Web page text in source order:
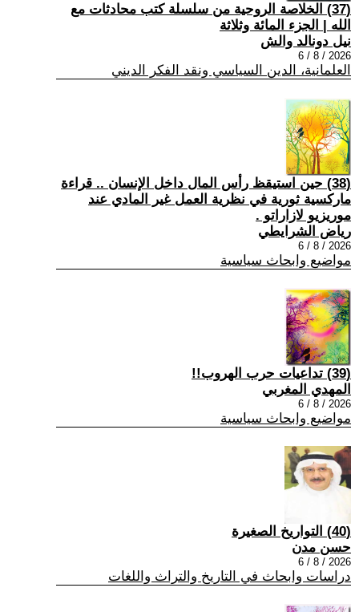
(37) الخلاصة الروحية من سلسلة كتب محادثات مع
الله | الجزء المائة وثلاثة
نيل دونالد والش
2026 / 8 / 6
العلمانية، الدين السياسي ونقد الفكر الديني
(38) حين استيقظ رأس المال داخل الإنسان .. قراءة
ماركسية ثورية في نظرية العمل غير المادي عند
موريزيو لازاراتو .
رياض الشرايطي
2026 / 8 / 6
مواضيع وابحاث سياسية
(39) تداعيات حرب الهروب!!
المهدي المغربي
2026 / 8 / 6
مواضيع وابحاث سياسية
(40) التواريخ الصغيرة
حسن مدن
2026 / 8 / 6
دراسات وابحاث في التاريخ والتراث واللغات